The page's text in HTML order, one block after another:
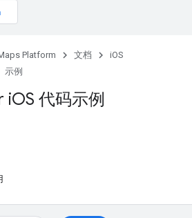
Platform 文档
iOS
示例
iOS 代码示例